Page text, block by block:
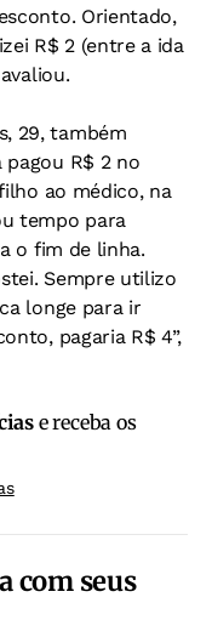
Orientado,
R$ 2 (entre a ida
29, também
R$ 2 no
ao médico, na
tempo para
o fim de linha.
Sempre utilizo
longe para ir
pagaria R$ 4”,
e receba os
com seus